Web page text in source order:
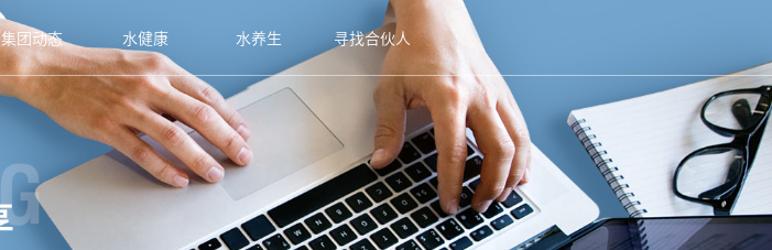
集团动态 水健康 水养生 寻找合伙人